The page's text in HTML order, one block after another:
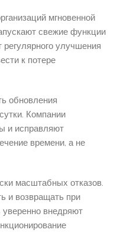
мгновенной
свежие функции
улучшения
к потере
обновления
Компании
и исправляют
времени, а не
масштабных отказов.
и возвращать при
внедряют